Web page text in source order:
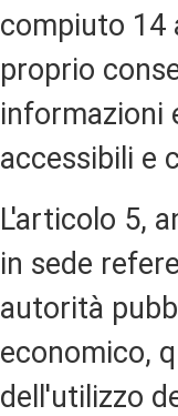
compiuto 14
proprio
informazioni
accessibili e
L'articolo 5,
in sede
autorità
economico,
dell'utilizzo